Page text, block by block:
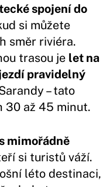
spojení do
si můžete
směr riviéra.
trasou je let na
pravidelný
– tato
30 až 45 minut.
mimořádně
si turistů váží.
léto destinaci,